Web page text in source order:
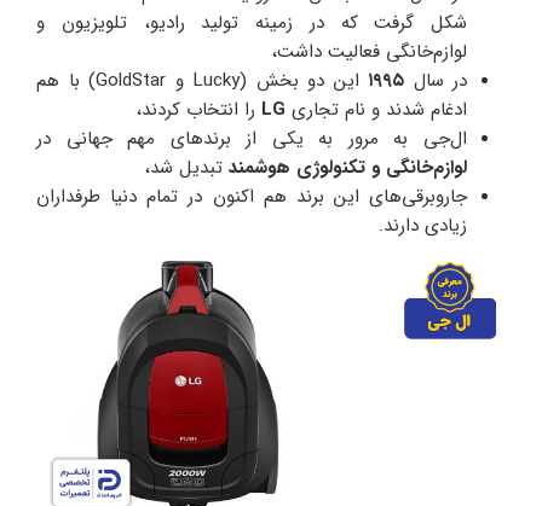
شکل گرفت که در زمینه تولید رادیو، تلویزیون و
لوازم‌خانگی فعالیت داشت،
در سال ۱۹۹۵
این دو بخش (Lucky و GoldStar) با هم
ادغام شدند و نام تجاری LG را انتخاب کردند،
ال‌جی به مرور به یکی از برندهای مهم جهانی در
لوازم‌خانگی و تکنولوژی هوشمند تبدیل شد،
جاروبرقی‌های این برند هم اکنون در تمام دنیا طرفداران
زیادی دارند.